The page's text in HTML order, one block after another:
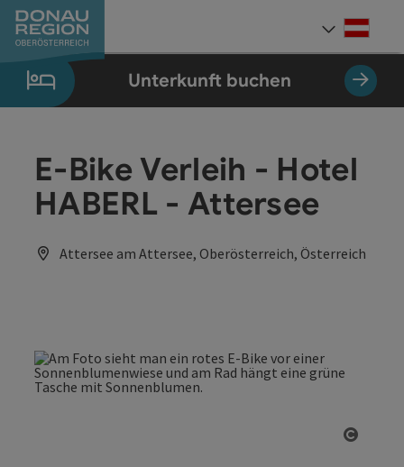
Zum Inhalt
Zur Navigation
Zum Seitenanfang
Zur Kontaktseite
Zum Impressum
Zur Startseite
Unterkunft buchen
E-Bike Verleih - Hotel
HABERL - Attersee
Attersee am Attersee, Oberösterreich, Österreich